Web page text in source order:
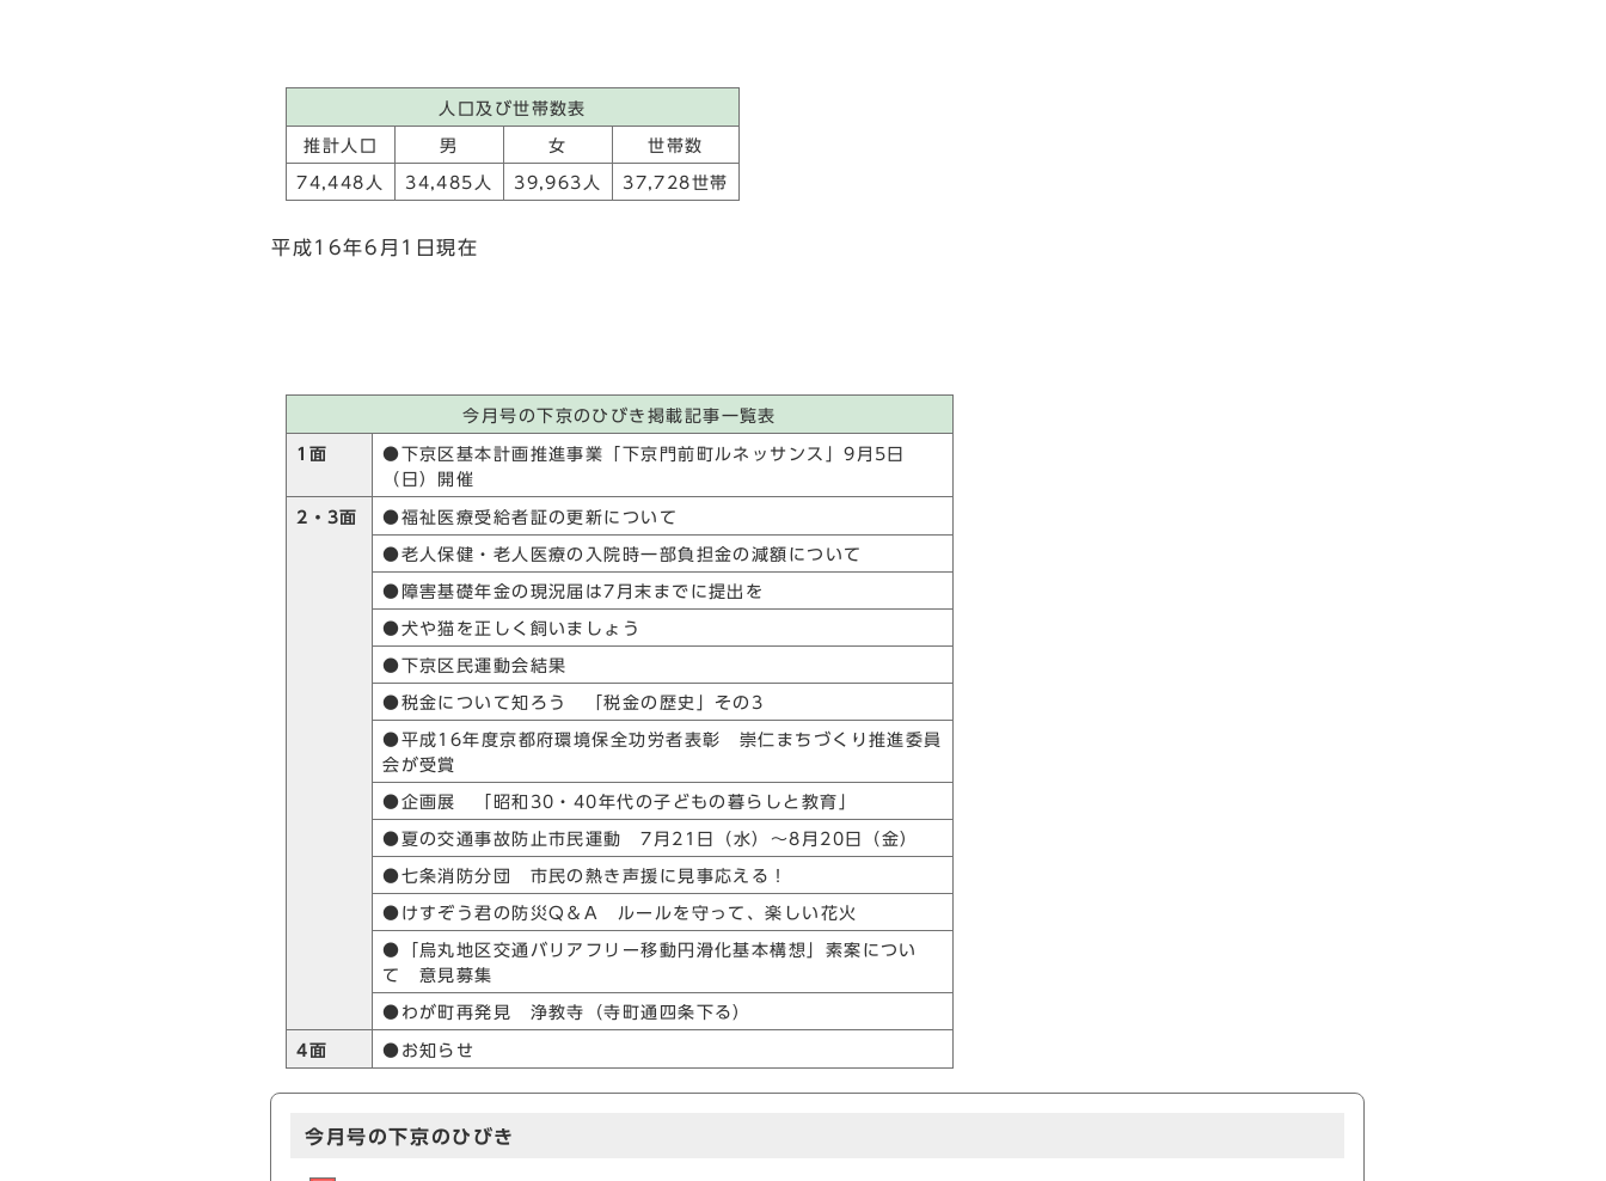
人口及び世帯数表
推計人口 男 女 世帯数
74,448人 34,485人 39,963人 37,728世帯
平成16年6月1日現在
今月号の下京のひびき掲載記事一覧表
1面
●下京区基本計画推進事業「下京門前町ルネッサンス」9月5日
（日）開催
2・3面 ●福祉医療受給者証の更新について
●老人保健・老人医療の入院時一部負担金の減額について
●障害基礎年金の現況届は7月末までに提出を
●犬や猫を正しく飼いましょう
●下京区民運動会結果
●税金について知ろう 「税金の歴史」その3
●平成16年度京都府環境保全功労者表彰 崇仁まちづくり推進委員
会が受賞
●企画展 「昭和30・40年代の子どもの暮らしと教育」
●夏の交通事故防止市民運動 7月21日（水）～8月20日（金）
●七条消防分団 市民の熱き声援に見事応える！
●けすぞう君の防災Q＆A ルールを守って、楽しい花火
●「烏丸地区交通バリアフリー移動円滑化基本構想」素案につい
て 意見募集
●わが町再発見 浄教寺（寺町通四条下る）
4面 ●お知らせ
今月号の下京のひびき